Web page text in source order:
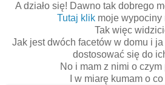
A działo się! Dawno tak dobrego
Tutaj klik moje wypociny
Tak więc
Jak jest dwóch facetów w domu i ja
dostosować się do
No i mam z nimi o
I w miarę kumam o